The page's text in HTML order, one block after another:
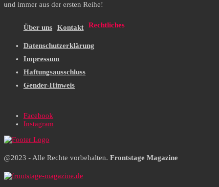
und immer aus der ersten Reihe!
Über uns Kontakt Rechtliches
Datenschutzerklärung
Impressum
Haftungsausschluss
Gender-Hinweis
Facebook
Instagram
@2023 - Alle Rechte vorbehalten. Frontstage Magazine